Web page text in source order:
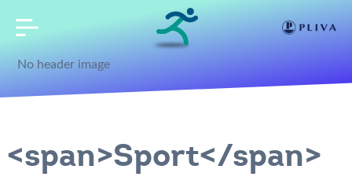
No header image
<span>Sport</span>